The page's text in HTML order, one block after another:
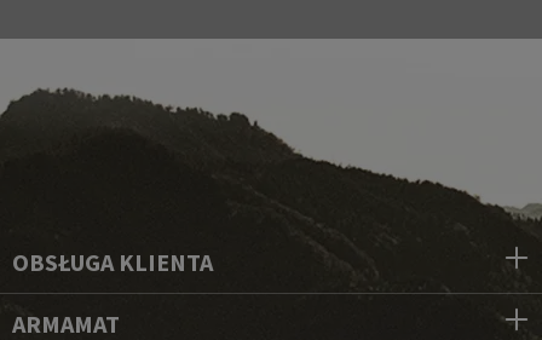
OBSŁUGA KLIENTA
ARMAMAT